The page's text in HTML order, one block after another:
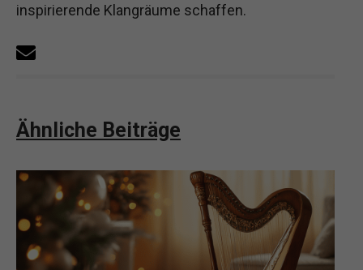
inspirierende Klangräume schaffen.
Ähnliche Beiträge